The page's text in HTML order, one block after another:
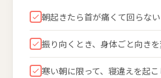
朝起きたら首が痛くて回らない
振り向くとき、身体ごと向き
寒い朝に限って、寝違えを起